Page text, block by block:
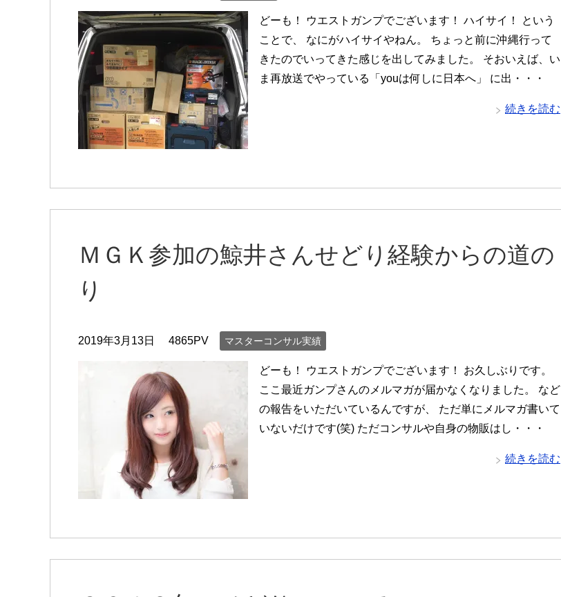
どーも！ ウエストガンプでございます！ ハイサイ！ という
ことで、 なにがハイサイやねん。 ちょっと前に沖縄行って
きたのでいってきた感じを出してみました。 そおいえば、い
ま再放送でやっている「youは何しに日本へ」 に出・・・
続きを読む
ＭＧＫ参加の鯨井さんせどり経験からの道の
り
2019年3月13日 4865PV マスターコンサル実績
どーも！ ウエストガンプでございます！ お久しぶりです。
ここ最近ガンプさんのメルマガが届かなくなりました。 など
の報告をいただいているんですが、 ただ単にメルマガ書いて
いないだけです(笑) ただコンサルや自身の物販はし・・・
続きを読む